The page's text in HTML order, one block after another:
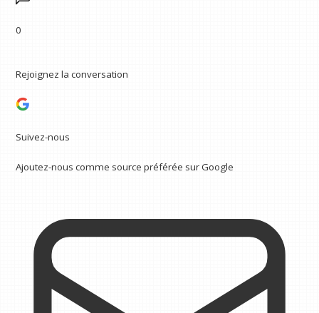
0
Rejoignez la conversation
Suivez-nous
Ajoutez-nous comme source préférée sur Google